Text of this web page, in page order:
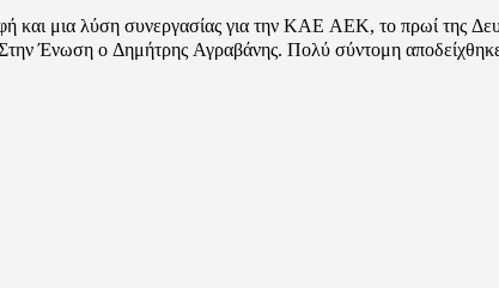
και μια λύση συνεργασίας για την ΚΑΕ ΑΕΚ, το πρωί της
Ένωση ο Δημήτρης Αγραβάνης. Πολύ σύντομη